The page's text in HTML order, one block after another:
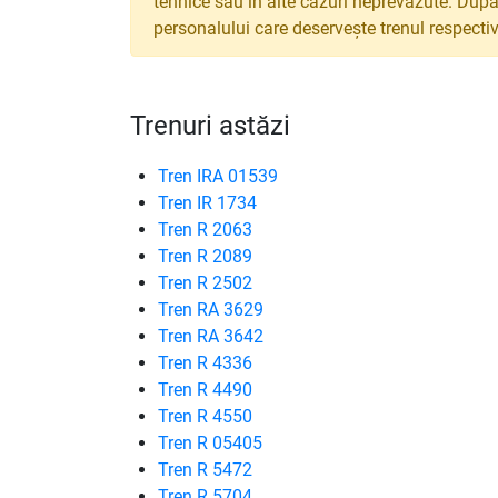
personalului care deservește trenul
Trenuri astăzi
Tren IRA 01539
Tren IR 1734
Tren R 2063
Tren R 2089
Tren R 2502
Tren RA 3629
Tren RA 3642
Tren R 4336
Tren R 4490
Tren R 4550
Tren R 05405
Tren R 5472